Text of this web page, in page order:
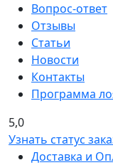
Вопрос-ответ
Отзывы
Статьи
Новости
Контакты
Программа
5,0
Узнать статус
Доставка и